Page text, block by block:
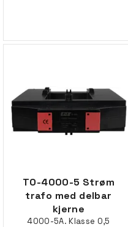
TO-4000-5 Strøm
trafo med delbar
kjerne
4000-5A. Klasse 0,5